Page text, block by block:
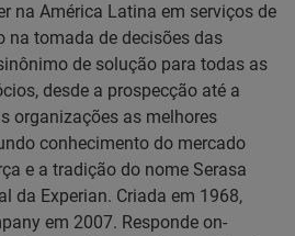
na América Latina em serviços de
na tomada de decisões das
de solução para todas as
desde a prospecção até a
organizações as melhores
conhecimento do mercado
e a tradição do nome Serasa
da Experian. Criada em 1968,
em 2007. Responde on-